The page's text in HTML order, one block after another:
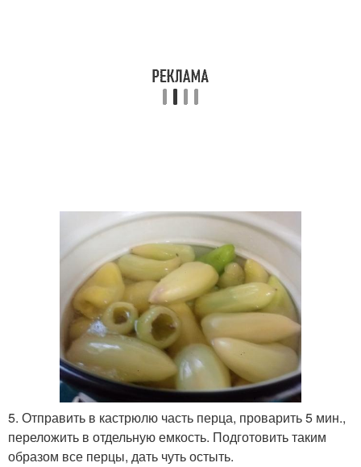
5. Отправить в кастрюлю часть перца, проварить 5 мин.,
переложить в отдельную емкость. Подготовить таким
образом все перцы, дать чуть остыть.